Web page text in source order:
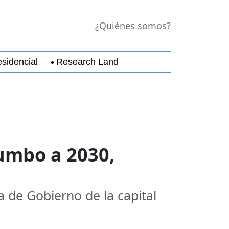
¿Quiénes somos?
Research Land
a 2030,
de Gobierno de la capital